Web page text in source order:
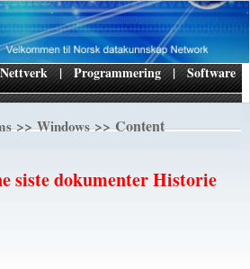
Nettverk | Programmering | Software
>>Windows>> Content
siste dokumenter Historie